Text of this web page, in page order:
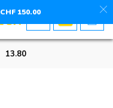
13.80
CHF 150.00